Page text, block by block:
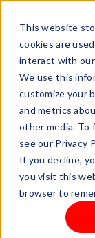
This website
cookies are
interact with our
We use this
customize your
and metrics
other media. To
see our Privacy
If you decline,
you visit this
browser to
23/ABR/
x